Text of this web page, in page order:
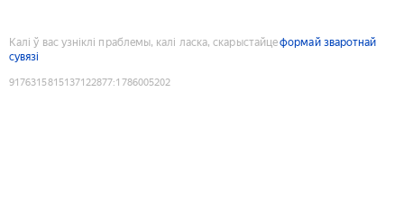
Калі ў вас узніклі праблемы, калі ласка, скарыстайцеформай зваротнай
сувязі
9176315815137122877:1786005202